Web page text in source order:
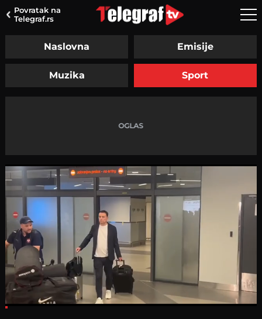
Povratak na
Telegraf.rs
Naslovna Emisije
Muzika Sport